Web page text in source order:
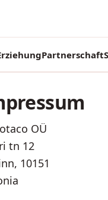
Partnerschaft
OÜ
tn 12
10151